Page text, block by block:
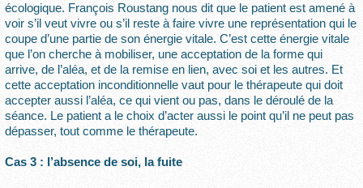
écologique. François Roustang nous dit que le patient est amené à
voir s’il veut vivre ou s’il reste à faire vivre une représentation qui le
coupe d’une partie de son énergie vitale. C’est cette énergie vitale
que l’on cherche à mobiliser, une acceptation de la forme qui
arrive, de l’aléa, et de la remise en lien, avec soi et les autres. Et
cette acceptation inconditionnelle vaut pour le thérapeute qui doit
accepter aussi l’aléa, ce qui vient ou pas, dans le déroulé de la
séance. Le patient a le choix d’acter aussi le point qu’il ne peut pas
dépasser, tout comme le thérapeute.
Cas 3 : l’absence de soi, la fuite